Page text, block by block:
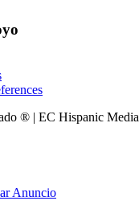
® | EC Hispanic Media
Anuncio